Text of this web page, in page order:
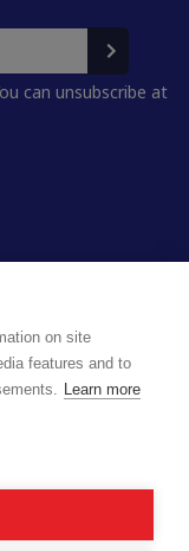
on site
features and to
Learn more
can unsubscribe at
ry